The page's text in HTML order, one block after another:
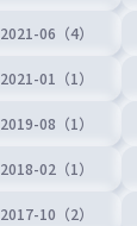
2021-06（4）
2021-01（1）
2019-08（1）
2018-02（1）
2017-10（2）